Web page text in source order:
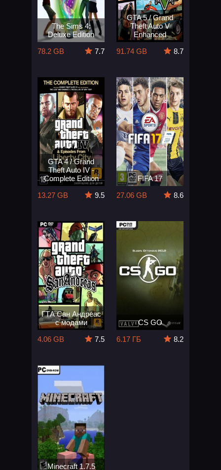
The Sims 4:
Deluxe Edition
78.2 GB
7.7
GTA 5 / Grand
Theft Auto V
Enhanced
91.74 GB
8.7
GTA 4 / Grand
Theft Auto IV -
Complete Edition
13.27 GB
9.5
FIFA 17
27.06 GB
8.6
ГТА Сан Андреас
с модами
4.06 GB
7.5
CS GO
6.17 ГБ
8.2
Minecraft 1.7.5